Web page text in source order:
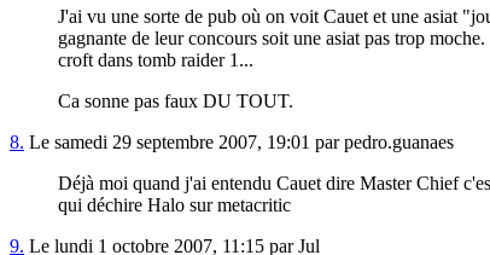
J'ai vu une sorte de pub où on voit Cauet et une asiat
gagnante de leur concours soit une asiat pas trop
croft dans tomb raider 1...
Ca sonne pas faux DU TOUT.
8. Le samedi 29 septembre 2007, 19:01 par pedro.guanaes
Déjà moi quand j'ai entendu Cauet dire Master Chief
qui déchire Halo sur metacritic
9. Le lundi 1 octobre 2007, 11:15 par Jul